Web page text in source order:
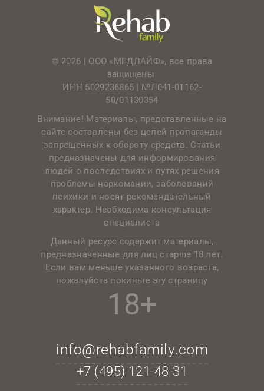
© 2026 | ООО «МЕДЛАЙФ», все права
защищены
ИНН 5029236865 | №Л041-01162-
50/01130354
Внимание! Материалы, представленные на
сайте составлены без целей пропаганды
запрещенных к обороту средств. Статьи
предназначены для информирования
людей о последствиях и путях решения
проблемы наркомании, заболеваний
психики и носят рекомендательный
характер. Необходима консультация
специалиста
Данный ресурс содержит материалы,
предназначенные для лиц старше 18 лет.
Если вам меньше указанного возраста,
пожалуйста покиньте эту страницу
18+
info@rehabfamily.com
+7 (495) 121-48-31